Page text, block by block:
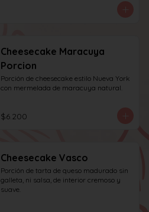
Cheesecake Maracuya
Porcion
Porción de cheesecake estilo Nueva York
con mermelada de maracuya natural.
$6.200
Cheesecake Vasco
Porción de tarta de queso madurado sin
galleta, ni salsa, de interior cremoso y
suave.